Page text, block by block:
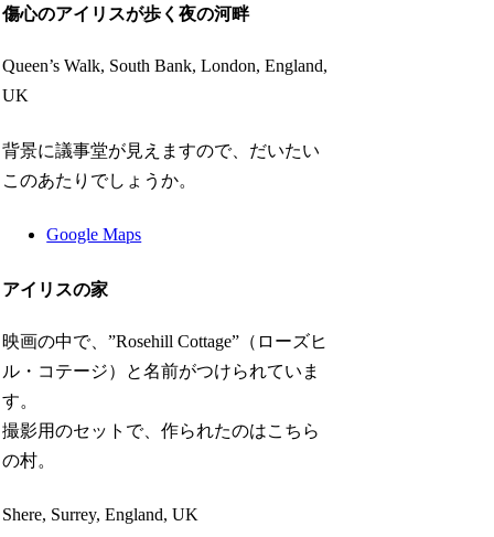
傷心のアイリスが歩く夜の河畔
Queen’s Walk, South Bank, London, England,
UK
背景に議事堂が見えますので、だいたい
このあたりでしょうか。
Google Maps
アイリスの家
映画の中で、”Rosehill Cottage”（ローズヒ
ル・コテージ）と名前がつけられていま
す。
撮影用のセットで、作られたのはこちら
の村。
Shere, Surrey, England, UK